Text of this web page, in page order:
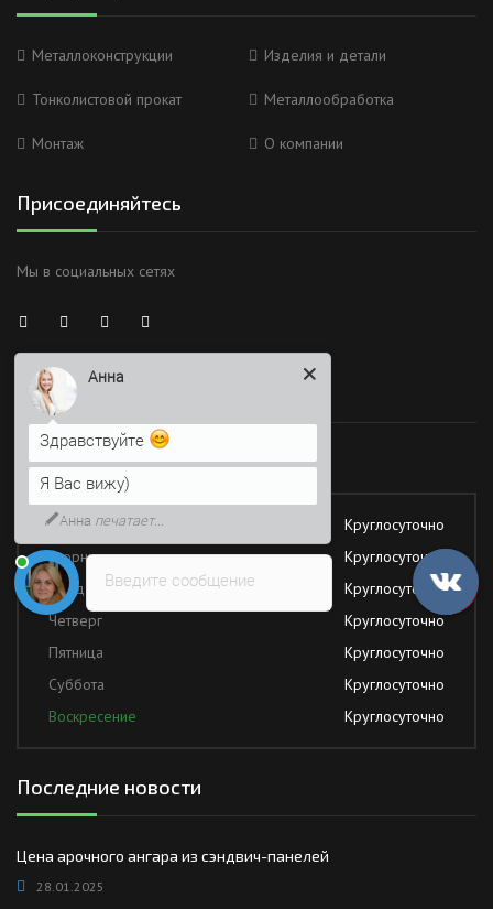
Металлоконструкции Изделия и детали
Тонколистовой прокат Металлообработка
Монтаж О компании
Присоединяйтесь
Мы в социальных сетях
Время работы
Работаем без обеда и выходных
Понедельник
Круглосуточно
Вторник
Круглосуточно
Среда
Круглосуточно
Четверг
Круглосуточно
Пятница
Круглосуточно
Суббота
Круглосуточно
Воскресение
Круглосуточно
Последние новости
Цена арочного ангара из сэндвич-панелей
28.01.2025
Введите сообщение
Анна
Здравствуйте
Я Вас вижу)
Напишите сюда свой вопрос.
Возможно, его решение будет
быстрее